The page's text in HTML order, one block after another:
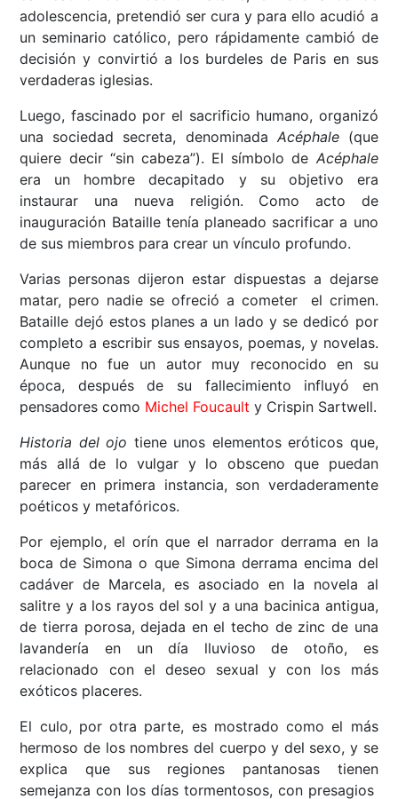
adolescencia, pretendió ser cura y para ello acudió a
un seminario católico, pero rápidamente cambió de
decisión y convirtió a los burdeles de Paris en sus
verdaderas iglesias.
Luego, fascinado por el sacrificio humano, organizó
una sociedad secreta, denominada Acéphale(que
quiere decir “sin cabeza”). El símbolo de Acéphale
era un hombre decapitado y su objetivo era
instaurar una nueva religión. Como acto de
inauguración Bataille tenía planeado sacrificar a uno
de sus miembros para crear un vínculo profundo.
Varias personas dijeron estar dispuestas a dejarse
matar, pero nadie se ofreció a cometer el crimen.
Bataille dejó estos planes a un lado y se dedicó por
completo a escribir sus ensayos, poemas, y novelas.
Aunque no fue un autor muy reconocido en su
época, después de su fallecimiento influyó en
pensadores como Michel Foucault y Crispin Sartwell.
Historia del ojo tiene unos elementos eróticos que,
más allá de lo vulgar y lo obsceno que puedan
parecer en primera instancia, son verdaderamente
poéticos y metafóricos.
Por ejemplo, el orín que el narrador derrama en la
boca de Simona o que Simona derrama encima del
cadáver de Marcela, es asociado en la novela al
salitre y a los rayos del sol y a una bacinica antigua,
de tierra porosa, dejada en el techo de zinc de una
lavandería en un día lluvioso de otoño, es
relacionado con el deseo sexual y con los más
exóticos placeres.
El culo, por otra parte, es mostrado como el más
hermoso de los nombres del cuerpo y del sexo, y se
explica que sus regiones pantanosas tienen
semejanza con los días tormentosos, con presagios